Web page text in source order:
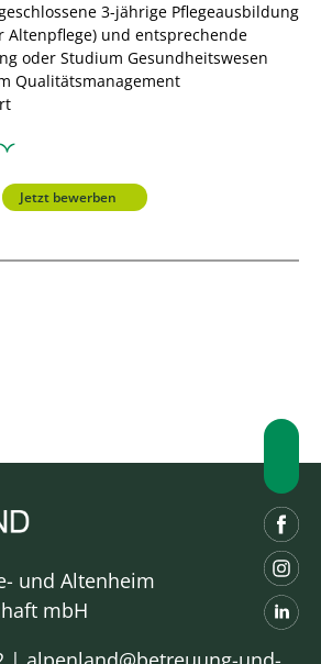
3-jährige Pflegeausbildung
Altenpflege) und entsprechende
oder Studium Gesundheitswesen
Qualitätsmanagement
Jetzt bewerben
und Altenheim
mbH